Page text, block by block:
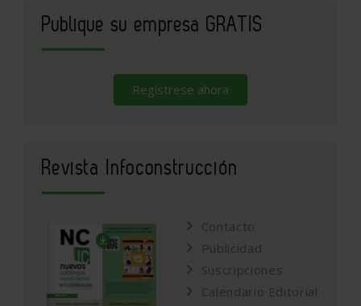
Publique su empresa GRATIS
Regístrese ahora
Revista Infoconstrucción
Contacto
Publicidad
Suscripciones
Calendario Editorial